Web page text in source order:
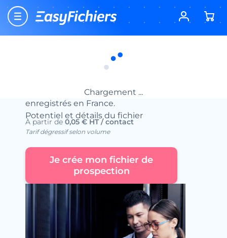
Chargement ...
Accueil
Fichiers d’entreprises
Fichier des Portails Internet
Fichier de tous les portails Internet
enregistrés en France.
Potentiel et détails du fichier
À partir de 0,05 € HT / contact
Tarif dégressif selon volume
Je crée mon fichier de
prospection